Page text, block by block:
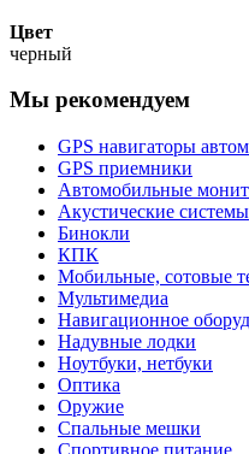
Цвет
черный
Мы рекомендуем
GPS навигаторы
GPS приемники
Автомобильные
Акустические системы
Бинокли
КПК
Мобильные, сотовые
Мультимедиа
Навигационное
Надувные лодки
Ноутбуки, нетбуки
Оптика
Оружие
Спальные мешки